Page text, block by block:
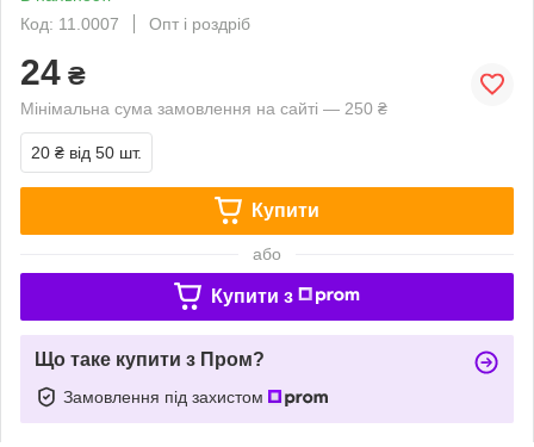
Код: 11.0007
Опт і роздріб
24 ₴
Мінімальна сума замовлення на сайті — 250 ₴
20 ₴ від 50 шт.
Купити
або
Купити з
Що таке купити з Пром?
Замовлення під захистом